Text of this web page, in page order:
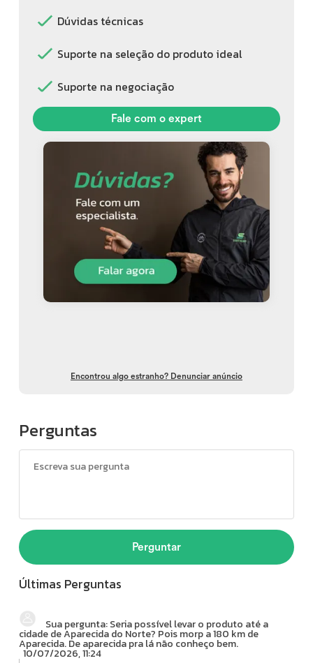
Perguntas
Perguntar
Últimas Perguntas
Sua pergunta: Seria possível levar o produto até a
cidade de Aparecida do Norte? Pois morp a 180 km de
Aparecida. De aparecida pra lá não conheço bem.
10/07/2026, 11:24
Dúvidas técnicas
Suporte na seleção do produto ideal
Suporte na negociação
Fale com o expert
Encontrou algo estranho? Denunciar anúncio